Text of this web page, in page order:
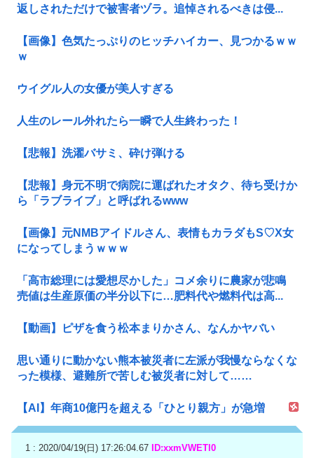
返しされただけで被害者ヅラ。追悼されるべきは侵...
【画像】色気たっぷりのヒッチハイカー、見つかるｗｗ
ｗ
ウイグル人の女優が美人すぎる
人生のレール外れたら一瞬で人生終わった！
【悲報】洗濯バサミ、砕け弾ける
【悲報】身元不明で病院に運ばれたオタク、待ち受けか
ら「ラブライブ」と呼ばれるwww
【画像】元NMBアイドルさん、表情もカラダもS♡X女
になってしまうｗｗｗ
「高市総理には愛想尽かした」コメ余りに農家が悲鳴
売値は生産原価の半分以下に…肥料代や燃料代は高...
【動画】ピザを食う松本まりかさん、なんかヤバい
思い通りに動かない熊本被災者に左派が我慢ならなくな
った模様、避難所で苦しむ被災者に対して……
【AI】年商10億円を超える「ひとり親方」が急増
1 : 2020/04/19(日) 17:26:04.67 ID:xxmVWETl0